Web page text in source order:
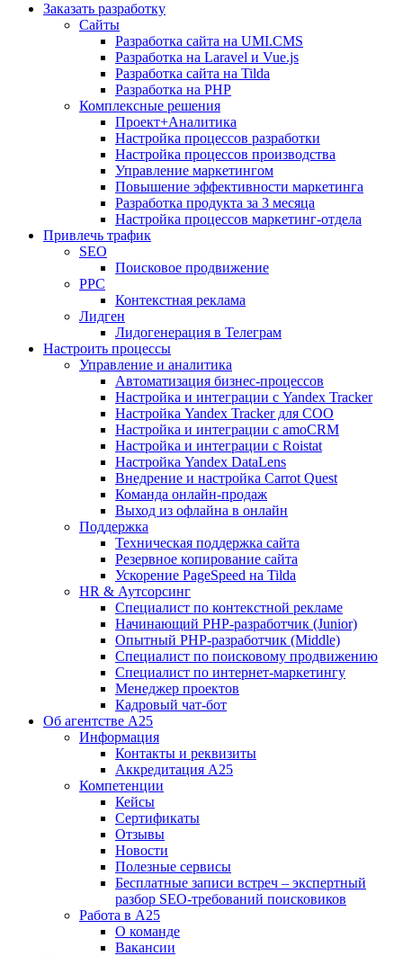
Заказать разработку
Сайты
Разработка сайта на UMI.CMS
Разработка на Laravel и Vue.js
Разработка сайта на Tilda
Разработка на PHP
Комплексные решения
Проект+Аналитика
Настройка процессов разработки
Настройка процессов производства
Управление маркетингом
Повышение эффективности маркетинга
Разработка продукта за 3 месяца
Настройка процессов маркетинг-отдела
Привлечь трафик
SEO
Поисковое продвижение
PPC
Контекстная реклама
Лидген
Лидогенерация в Телеграм
Настроить процессы
Управление и аналитика
Автоматизация бизнес-процессов
Настройка и интеграции с Yandex Tracker
Настройка Yandex Tracker для СОО
Настройка и интеграции с amoCRM
Настройка и интеграции с Roistat
Настройка Yandex DataLens
Внедрение и настройка Carrot Quest
Команда онлайн-продаж
Выход из офлайна в онлайн
Поддержка
Техническая поддержка сайта
Резервное копирование сайта
Ускорение PageSpeed на Tilda
HR & Аутсорсинг
Специалист по контекстной рекламе
Начинающий PHP-разработчик (Junior)
Опытный PHP-разработчик (Middle)
Специалист по поисковому продвижению
Специалист по интернет-маркетингу
Менеджер проектов
Кадровый чат-бот
Об агентстве А25
Информация
Контакты и реквизиты
Аккредитация А25
Компетенции
Кейсы
Сертификаты
Отзывы
Новости
Полезные сервисы
Бесплатные записи встреч – экспертный
разбор SEO-требований поисковиков
Работа в А25
О команде
Вакансии